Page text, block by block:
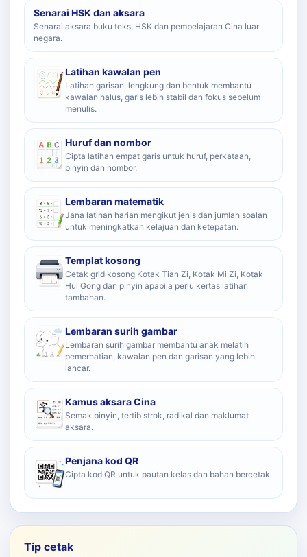
Senarai HSK dan aksara
Senarai aksara buku teks, HSK dan pembelajaran Cina luar
negara.
Latihan kawalan pen
Latihan garisan, lengkung dan bentuk membantu
kawalan halus, garis lebih stabil dan fokus sebelum
menulis.
Huruf dan nombor
Cipta latihan empat garis untuk huruf, perkataan,
pinyin dan nombor.
Lembaran matematik
Jana latihan harian mengikut jenis dan jumlah soalan
untuk meningkatkan kelajuan dan ketepatan.
Templat kosong
Cetak grid kosong Kotak Tian Zi, Kotak Mi Zi, Kotak
Hui Gong dan pinyin apabila perlu kertas latihan
tambahan.
Lembaran surih gambar
Lembaran surih gambar membantu anak melatih
pemerhatian, kawalan pen dan garisan yang lebih
lancar.
Kamus aksara Cina
Semak pinyin, tertib strok, radikal dan maklumat
aksara.
Penjana kod QR
Cipta kod QR untuk pautan kelas dan bahan bercetak.
Tip cetak